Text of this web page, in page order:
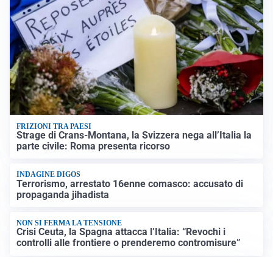
FRIZIONI TRA PAESI
Strage di Crans-Montana, la Svizzera nega all’Italia la
parte civile: Roma presenta ricorso
INDAGINE DIGOS
Terrorismo, arrestato 16enne comasco: accusato di
propaganda jihadista
NON SI FERMA LA TENSIONE
Crisi Ceuta, la Spagna attacca l’Italia: “Revochi i
controlli alle frontiere o prenderemo contromisure”